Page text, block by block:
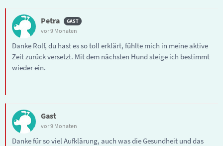
Petra
vor 9 Monaten
Danke Rolf, du hast es so toll erklärt, fühlte mich in meine aktive
Zeit zurück versetzt. Mit dem nächsten Hund steige ich bestimmt
wieder ein.
Gast
vor 9 Monaten
Danke für so viel Aufklärung, auch was die Gesundheit und das